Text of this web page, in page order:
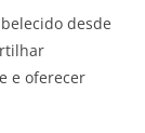
desde
e oferecer